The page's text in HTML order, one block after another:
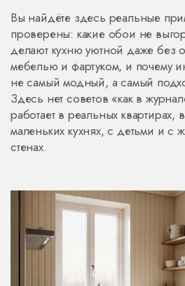
Вы найдёте здесь реальные
проверены: какие обои не
делают кухню уютной даже без
мебелью и фартуком, и почему
не самый модный, а самый
Здесь нет советов «как в
работает в реальных квартирах,
маленьких кухнях, с детьми и с
стенах.